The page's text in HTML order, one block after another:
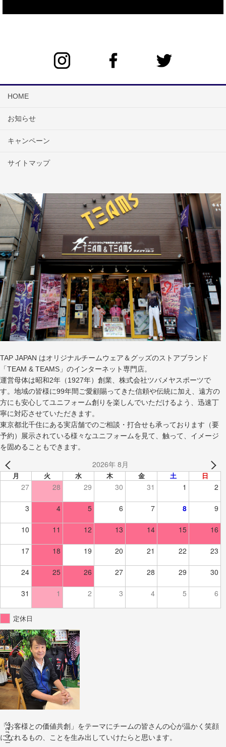
Scroll
HOME
お知らせ
キャンペーン
サイトマップ
TAP JAPAN はオリジナルチームウェア＆グッズのストアブランド
「TEAM & TEAMS」のインターネット専門店。
運営母体は昭和2年（1927年）創業、株式会社ツバメヤスポーツで
す。地域の皆様に99年間ご愛顧賜ってきた信頼や伝統に加え、遠方の
方にも安心してユニフォーム創りを楽しんでいただけるよう、迅速丁
寧に対応させていただきます。
東京都北千住にある実店舗でのご相談・打合せも承っております（要
予約）展示されている様々なユニフォームを見て、触って、イメージ
を固めることもできます。
2026年 8月
月 火 水 木 金 土 日
27 28 29 30 31 1 2
3 4 5 6 7 8 9
10 11 12 13 14 15 16
17 18 19 20 21 22 23
24 25 26 27 28 29 30
31 1 2 3 4 5 6
定休日
「お客様との価値共創」をテーマにチームの皆さんの心が温かく笑顔
になれるもの、ことを生み出していけたらと思います。